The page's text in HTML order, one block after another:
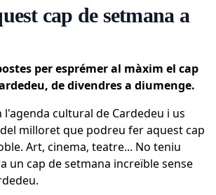
cap de setmana a
per esprémer al màxim el cap
de divendres a diumenge.
l'agenda cultural de Cardedeu i us
milloret que podreu fer aquest cap
Art, cinema, teatre... No teniu
un cap de setmana increïble sense